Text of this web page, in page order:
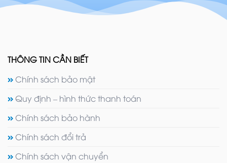
THÔNG TIN CẦN BIẾT
Chính sách bảo mật
Quy định – hình thức thanh toán
Chính sách bảo hành
Chính sách đổi trả
Chính sách vận chuyển